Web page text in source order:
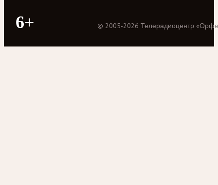
6+ © 2005-2026 Телерадиоцентр